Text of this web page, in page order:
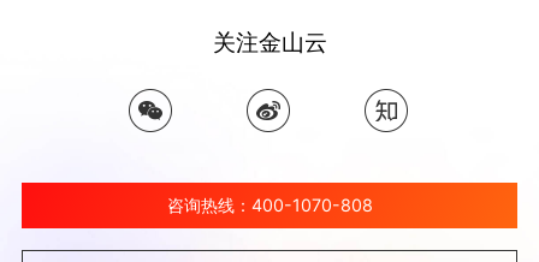
关注金山云
咨询热线：400-1070-808